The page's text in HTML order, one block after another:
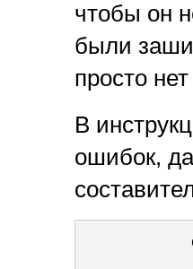
чтобы он
были
просто
В
ошибок,